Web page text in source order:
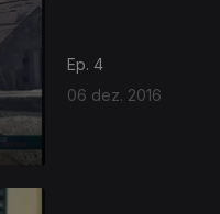
Ep. 4
06 dez. 2016